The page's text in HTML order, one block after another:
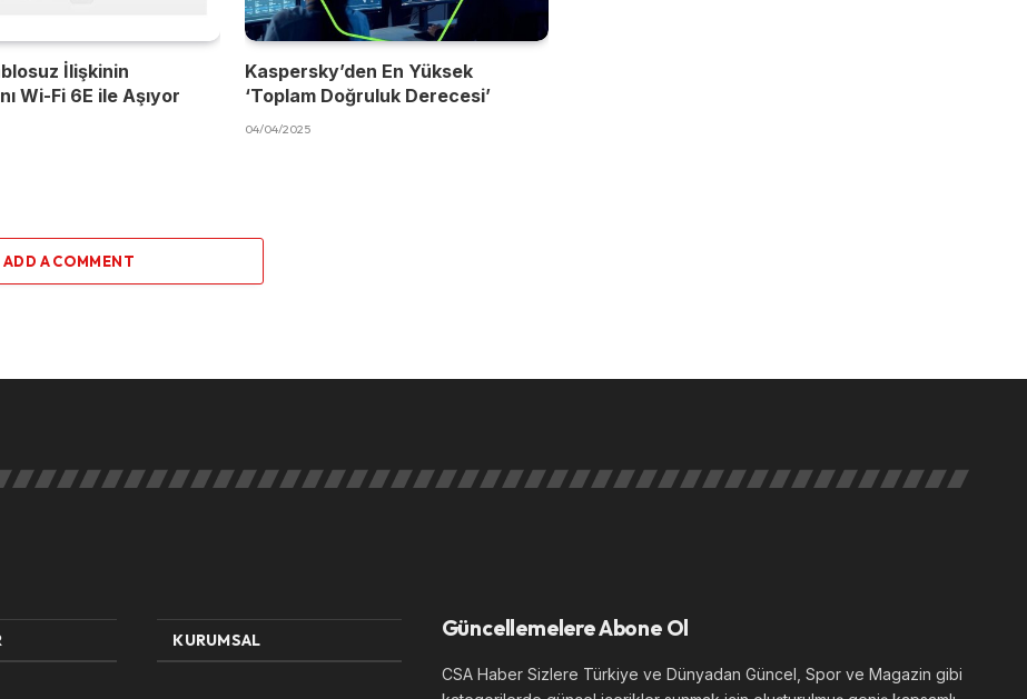
İlişkinin
Wi-Fi 6E ile Aşıyor
Kaspersky’den En Yüksek
‘Toplam Doğruluk Derecesi’
04/04/2025
ADD A COMMENT
KURUMSAL Güncellemelere Abone Ol
CSA Haber Sizlere Türkiye ve Dünyadan Güncel, Spor ve Magazin gibi